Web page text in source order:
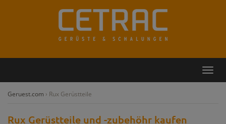
Geruest.com › Rux Gerüstteile
Rux Gerüstteile und -zubehöhr kaufen